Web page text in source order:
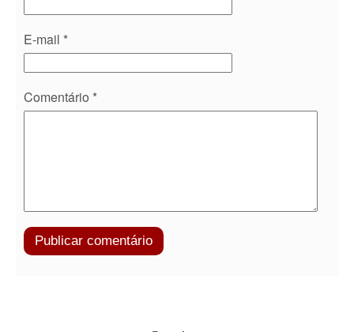
E-mail *
Comentário *